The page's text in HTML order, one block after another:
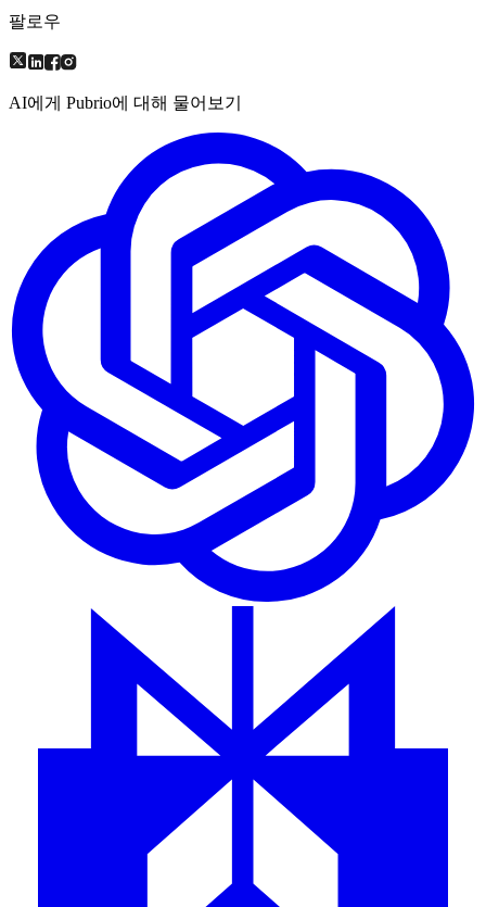
팔로우
AI에게 Pubrio에 대해 물어보기